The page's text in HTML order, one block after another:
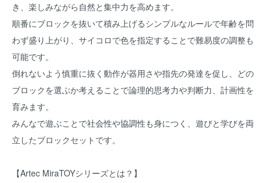
き、楽しみながら自然と集中力を高めます。
順番にブロックを抜いて積み上げるシンプルなルールで年齢を問
わず盛り上がり、サイコロで色を指定することで難易度の調整も
可能です。
倒れないよう慎重に抜く動作が器用さや指先の発達を促し、どの
ブロックを選ぶか考えることで論理的思考力や判断力、計画性を
育みます。
みんなで遊ぶことで社会性や協調性も身につく、遊びと学びを両
立したブロックセットです。
【Artec MiraTOYシリーズとは？】